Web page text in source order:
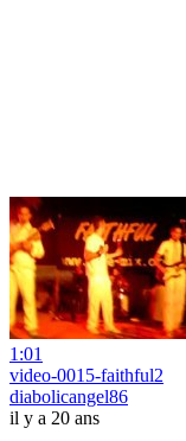
1:01
video-0015-faithful2
diabolicangel86
il y a 20 ans